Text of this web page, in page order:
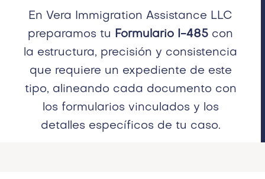
En Vera Immigration Assistance LLC
preparamos tu
Formulario I-485 con
la estructura, precisión y consistencia
que requiere un expediente de este
tipo, alineando cada documento con
los formularios vinculados y los
detalles específicos de tu caso.